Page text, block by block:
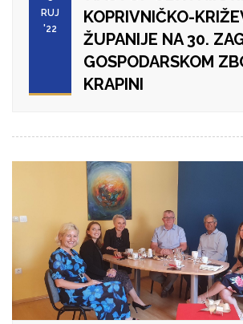
RUJ
'22
KOPRIVNIČKO-
ŽUPANIJE NA 30.
GOSPODARSKOM
KRAPINI